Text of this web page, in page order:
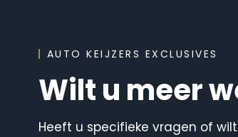
AUTO KEIJZERS EXCLUSIVES
Wilt u meer
Heeft u specifieke vragen of